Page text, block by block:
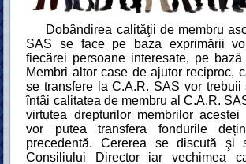
Dobândirea calităţii de membru
SAS se face pe baza exprimării
fiecărei persoane interesate, pe bază
Membri altor case de ajutor reciproc,
se transfere la C.A.R. SAS vor trebuii
întâi calitatea de membru al C.A.R.
virtutea drepturilor membrilor acestei
vor putea transfera fondurile
precedentă. Cererea se discută şi
Consiliului Director iar vechimea